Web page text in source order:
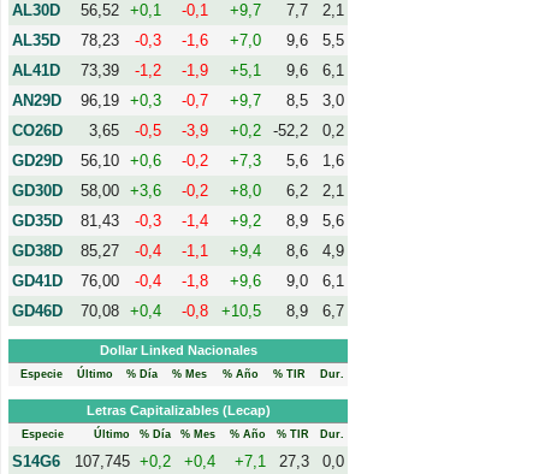
AL30D
56,52 +0,1 -0,1 +9,7 7,7
2,1
AL35D
78,23 -0,3 -1,6 +7,0 9,6
5,5
AL41D
73,39 -1,2 -1,9 +5,1 9,6
6,1
AN29D
96,19 +0,3 -0,7 +9,7 8,5
3,0
CO26D
3,65 -0,5 -3,9 +0,2 -52,2
0,2
GD29D
56,10 +0,6 -0,2 +7,3 5,6
1,6
GD30D
58,00 +3,6 -0,2 +8,0 6,2
2,1
GD35D
81,43 -0,3 -1,4 +9,2 8,9
5,6
GD38D
85,27 -0,4 -1,1 +9,4 8,6
4,9
GD41D
76,00 -0,4 -1,8 +9,6 9,0
6,1
GD46D
70,08 +0,4 -0,8 +10,5 8,9 6,7
Dollar Linked Nacionales
Especie Último % Día % Mes % Año % TIR Dur.
Letras Capitalizables (Lecap)
Especie Último % Día % Mes % Año % TIR Dur.
S14G6 107,745 +0,2 +0,4 +7,1 27,3
0,0